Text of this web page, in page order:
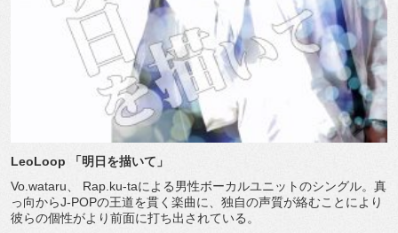
LeoLoop
「明日を描いて」
Vo.wataru
Rap.ku-taによる男性ボーカルユニットのシングル。真
っ向からJ-POPの王道を貫く楽曲に、独自の声質が絡むことにより
彼らの個性がより前面に打ち出されている。